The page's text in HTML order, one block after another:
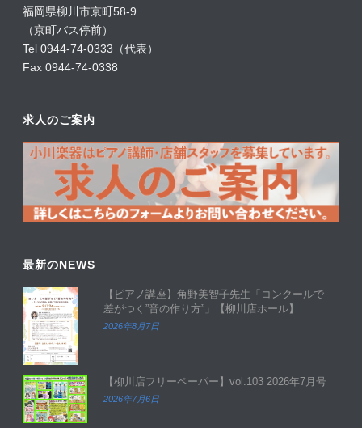
福岡県柳川市京町58-9
（京町バス停前）
Tel 0944-74-0333（代表）
Fax 0944-74-0338
求人のご案内
最新のNEWS
【ピアノ講座】角野美智子先生「コンクールで
差がつく”音の作り方”」【柳川店ホール】
2026年8月7日
【柳川店フリーペーパー】vol.103 2026年7月号
2026年7月6日